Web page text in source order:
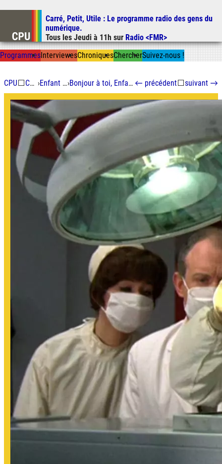
Aller au contenu
Aller à la recherche
Carré, Petit, Utile : Le programme radio des gens du
numérique.
Tous les Jeudi à 11h sur Radio <FMR>
ProgrammesInterviewesChroniquesChercherSuivez-nous !
CPU⬜ Chroniques › Enfant du futur immédiat› Bonjour à toi, Enfant du Futur Immédiat : Violences luddites ← précédent⬜suivant→